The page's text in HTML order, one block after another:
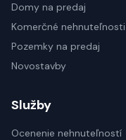
Domy na predaj
Komerčné nehnuteľnosti
Pozemky na predaj
Novostavby
Služby
Ocenenie nehnuteľností